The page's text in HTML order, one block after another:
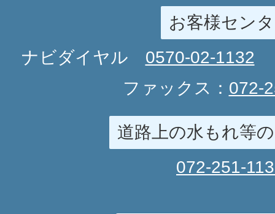
お客様セン
ナビダイヤル 0570-02-1132
ファックス： 072-
道路上の水もれ等
072-251-